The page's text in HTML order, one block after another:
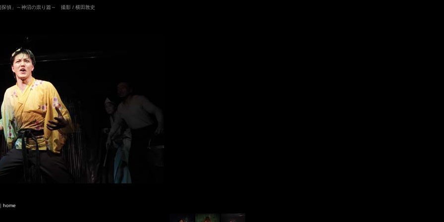
探偵」～神沼の祟り篇～ 撮影 / 横田敦史
home